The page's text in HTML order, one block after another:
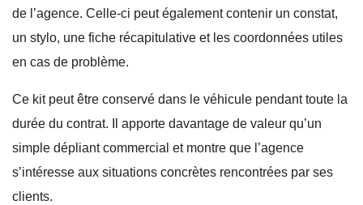
de l’agence. Celle-ci peut également contenir un constat,
un stylo, une fiche récapitulative et les coordonnées utiles
en cas de problème.
Ce kit peut être conservé dans le véhicule pendant toute la
durée du contrat. Il apporte davantage de valeur qu’un
simple dépliant commercial et montre que l’agence
s’intéresse aux situations concrètes rencontrées par ses
clients.